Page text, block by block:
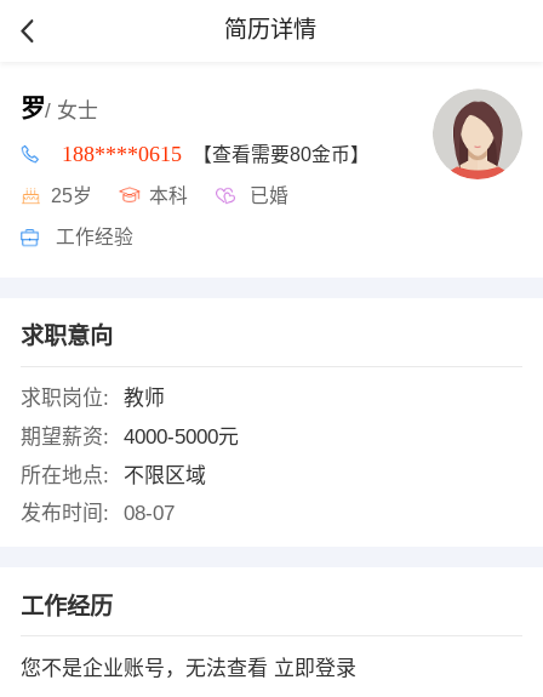
简历详情
罗/ 女士
188****0615 【查看需要80金币】
25岁 本科 已婚
工作经验
求职意向
求职岗位:
教师
期望薪资:
4000-5000元
所在地点:
不限区域
发布时间:
08-07
工作经历
您不是企业账号，无法查看 立即登录